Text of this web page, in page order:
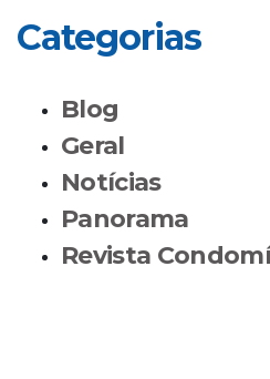
Categorias
Blog
Geral
Notícias
Panorama
Revista